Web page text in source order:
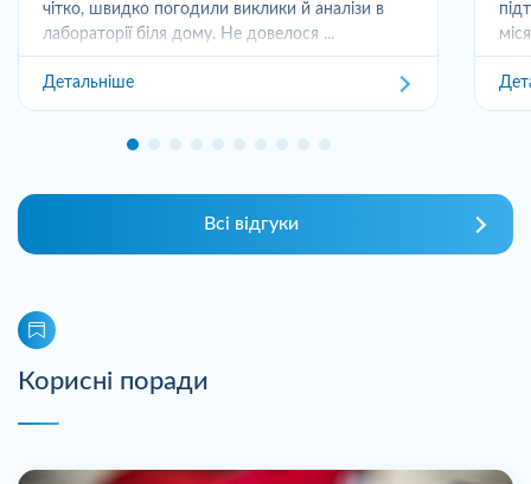
чітко, швидко погодили виклики й аналізи в
лабораторії біля дому. Не довелося ...
Детальніше
Всі відгуки
Корисні поради